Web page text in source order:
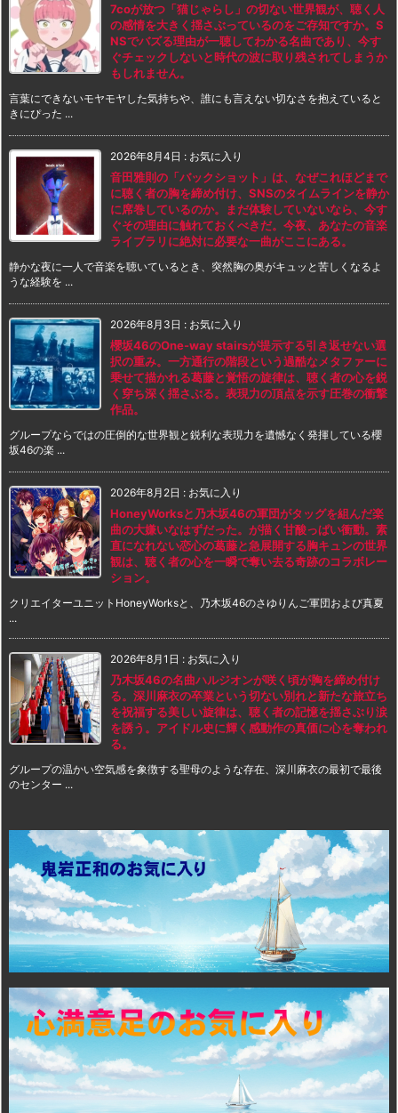
7coが放つ「猫じゃらし」の切ない世界観が、聴く人
の感情を大きく揺さぶっているのをご存知ですか。S
NSでバズる理由が一聴してわかる名曲であり、今す
ぐチェックしないと時代の波に取り残されてしまうか
もしれません。
言葉にできないモヤモヤした気持ちや、誰にも言えない切なさを抱えていると
きにぴった ...
2026年8月4日 : お気に入り
音田雅則の「バックショット」は、なぜこれほどまで
に聴く者の胸を締め付け、SNSのタイムラインを静か
に席巻しているのか。まだ体験していないなら、今す
ぐその理由に触れておくべきだ。今夜、あなたの音楽
ライブラリに絶対に必要な一曲がここにある。
静かな夜に一人で音楽を聴いているとき、突然胸の奥がキュッと苦しくなるよ
うな経験を ...
2026年8月3日 : お気に入り
櫻坂46のOne-way stairsが提示する引き返せない選
択の重み。一方通行の階段という過酷なメタファーに
乗せて描かれる葛藤と覚悟の旋律は、聴く者の心を鋭
く穿ち深く揺さぶる。表現力の頂点を示す圧巻の衝撃
作品。
グループならではの圧倒的な世界観と鋭利な表現力を遺憾なく発揮している櫻
坂46の楽 ...
2026年8月2日 : お気に入り
HoneyWorksと乃木坂46の軍団がタッグを組んだ楽
曲の大嫌いなはずだった。が描く甘酸っぱい衝動。素
直になれない恋心の葛藤と急展開する胸キュンの世界
観は、聴く者の心を一瞬で奪い去る奇跡のコラボレー
ション。
クリエイターユニットHoneyWorksと、乃木坂46のさゆりんご軍団および真夏
...
2026年8月1日 : お気に入り
乃木坂46の名曲ハルジオンが咲く頃が胸を締め付け
る。深川麻衣の卒業という切ない別れと新たな旅立ち
を祝福する美しい旋律は、聴く者の記憶を揺さぶり涙
を誘う。アイドル史に輝く感動作の真価に心を奪われ
る。
グループの温かい空気感を象徴する聖母のような存在、深川麻衣の最初で最後
のセンター ...